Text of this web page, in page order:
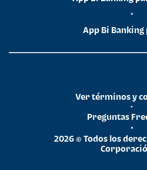
•
App Bi Banking
2026 © Todos los
•
Preguntas
•
Ver términos y